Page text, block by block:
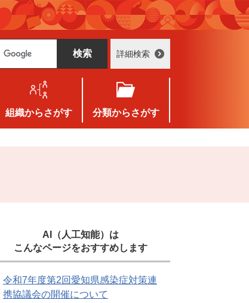
詳細検索
組織からさがす 分類からさがす
AI（人工知能）は
こんなページをおすすめします
令和7年度第2回愛知県感染症対策連
携協議会の開催について